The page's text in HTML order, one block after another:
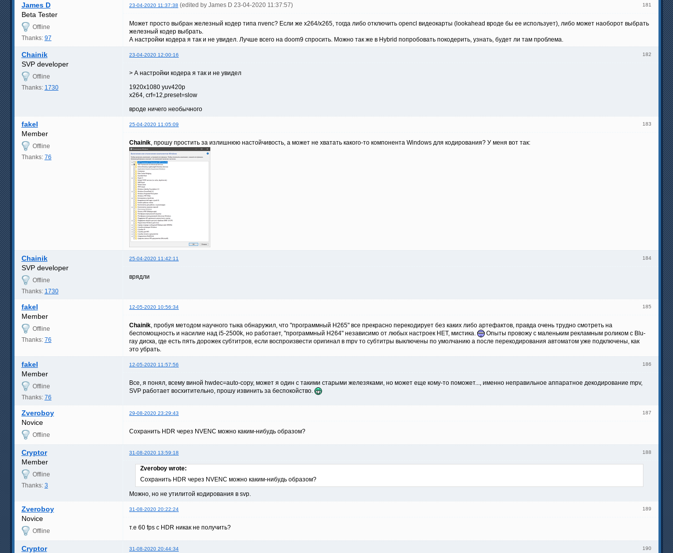
181
James D 23-04-2020 11:37:38 (edited by James D 23-04-2020 11:37:57)
Beta Tester
Offline
Thanks: 97
Может просто выбран железный кодер типа nvenc? Если же x264/x265, тогда либо отключить opencl видеокарты (lookahead вроде бы ее использует), либо может наоборот выбрать
железный кодер выбрать.
А настройки кодера я так и не увидел. Лучше всего на doom9 спросить. Можно так же в Hybrid попробовать покодерить, узнать, будет ли там проблема.
182
Chainik 23-04-2020 12:00:16
SVP developer
Offline
Thanks: 1730
> А настройки кодера я так и не увидел
1920x1080 yuv420p
x264, crf=12,preset=slow
вроде ничего необычного
183
fakel 25-04-2020 11:05:09
Member
Offline
Thanks: 76
Chainik, прошу простить за излишнюю настойчивость, а может не хватать какого-то компонента Windows для кодирования? У меня вот так:
184
Chainik 25-04-2020 11:42:11
SVP developer
Offline
Thanks: 1730
врядли
185
fakel 12-05-2020 10:56:34
Member
Offline
Thanks: 76
Chainik, пробуя методом научного тыка обнаружил, что "программный H265" все прекрасно перекодирует без каких либо артефактов, правда очень трудно смотреть на
беспомощность и насилие над i5-2500k, но работает, "программный H264" независимо от любых настроек НЕТ, мистика.
Опыты провожу с маленьким рекламным роликом с Blu-
ray диска, где есть пять дорожек субтитров, если воспроизвести оригинал в mpv то субтитры выключены по умолчанию а после перекодирования автоматом уже подключены, как
это убрать.
186
fakel 12-05-2020 11:57:56
Member
Offline
Thanks: 76
Все, я понял, всему виной hwdec=auto-copy, может я один с такими старыми железяками, но может еще кому-то поможет..., именно неправильное аппаратное декодирование mpv,
SVP работает восхитительно, прошу извинить за беспокойство.
187
Zveroboy 29-08-2020 23:29:43
Novice
Offline Сохранить HDR через NVENC можно каким-нибудь образом?
188
Cryptor 31-08-2020 13:59:18
Member
Offline
Thanks: 3
Zveroboy wrote:
Сохранить HDR через NVENC можно каким-нибудь образом?
Можно, но не утилитой кодирования в svp.
189
Zveroboy 31-08-2020 20:22:24
Novice
Offline т.е 60 fps c HDR никак не получить?
190
Cryptor 31-08-2020 20:44:34